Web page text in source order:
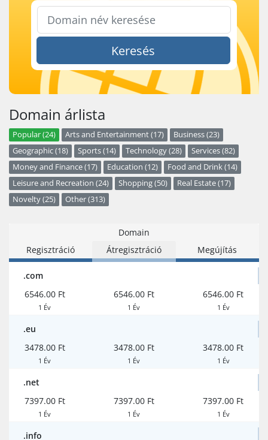
Keresés
Domain árlista
Popular (24) Arts and Entertainment (17)
Business (23)
Geographic (18)
Sports (14) Technology (28)
Services (82)
Money and Finance (17)
Education (12)
Food and Drink (14)
Leisure and Recreation (24)
Shopping (50)
Real Estate (17)
Novelty (25)
Other (313)
Domain
Regisztráció
Átregisztráció Megújítás
.com
6546.00 Ft
1 Év
6546.00 Ft
1 Év
6546.00 Ft
1 Év
.eu
3478.00 Ft
1 Év
3478.00 Ft
1 Év
3478.00 Ft
1 Év
.net
7397.00 Ft
1 Év
7397.00 Ft
1 Év
7397.00 Ft
1 Év
.info